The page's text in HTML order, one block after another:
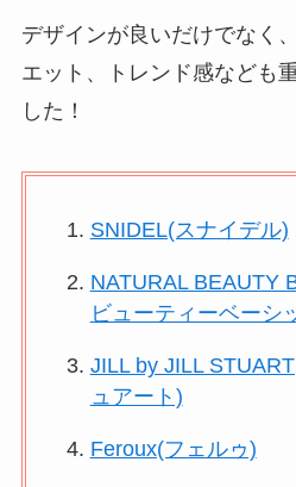
デザインが良いだけでなく
エット、トレンド感なども
した！
SNIDEL(スナイデル)
NATURAL BEAUTY
ビューティーベーシ
JILL by JILL
ュアート)
Feroux(フェルゥ)